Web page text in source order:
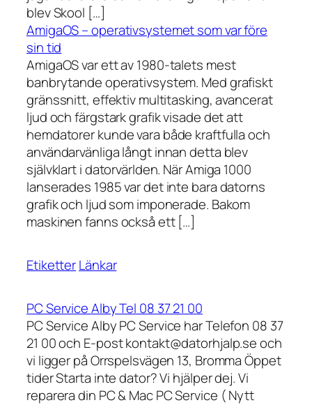
blev Skool […]
AmigaOS – operativsystemet som var före
sin tid
AmigaOS var ett av 1980-talets mest
banbrytande operativsystem. Med grafiskt
gränssnitt, effektiv multitasking, avancerat
ljud och färgstark grafik visade det att
hemdatorer kunde vara både kraftfulla och
användarvänliga långt innan detta blev
självklart i datorvärlden. När Amiga 1000
lanserades 1985 var det inte bara datorns
grafik och ljud som imponerade. Bakom
maskinen fanns också ett […]
EtiketterLänkar
PC Service Alby Tel 08 37 21 00
PC Service Alby PC Service har Telefon 08 37
21 00 och E-post kontakt@datorhjalp.se och
vi ligger på Orrspelsvägen 13, Bromma Öppet
tider Starta inte dator? Vi hjälper dej. Vi
reparera din PC & Mac PC Service ( Nytt